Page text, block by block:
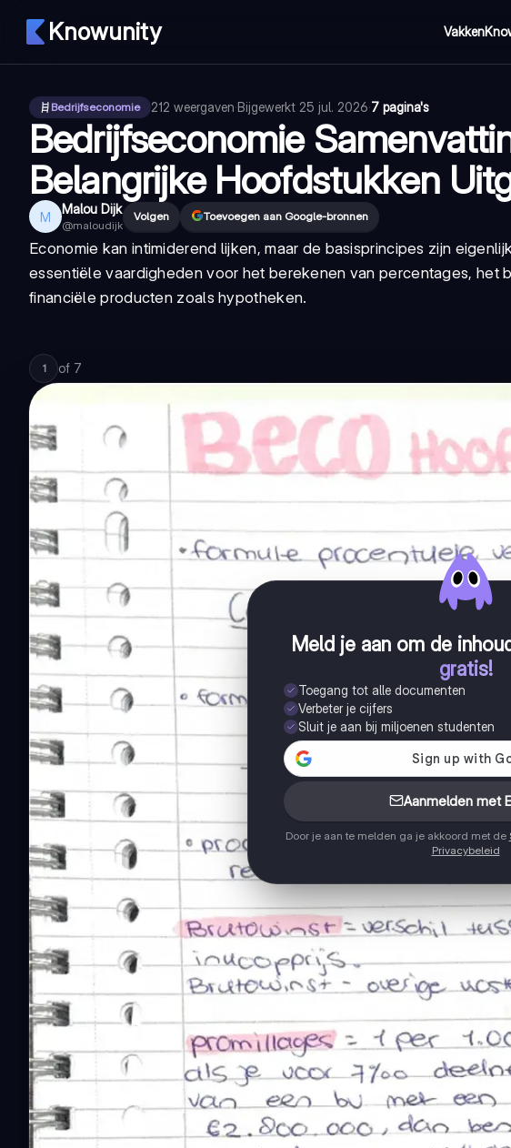
Knowunity Vakken
Bedrijfseconomie 212 weergaven·Bijgewerkt 25 jul. 2026·7 pagina's
Bedrijfseconomie
Belangrijke Hoofdstukken
M Malou Dijk
@maloudijk
Volgen Toevoegen aan Google-bronnen
Economie kan intimiderend lijken, maar de basisprincipes zijn
essentiële vaardigheden voor het berekenen van percentages, het
financiële producten zoals hypotheken.
1 of 7
Meld je aan om de
gratis!
Toegang tot alle documenten
Verbeter je cijfers
Sluit je aan bij miljoenen studenten
Aanmelden met
Door je aan te melden ga je akkoord met de
Privacybeleid